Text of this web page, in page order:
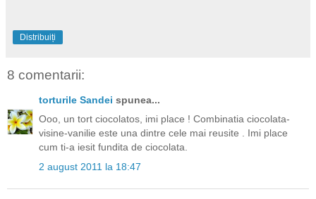
Distribuiți
8 comentarii:
torturile Sandei spunea...
Ooo, un tort ciocolatos, imi place ! Combinatia ciocolata-
visine-vanilie este una dintre cele mai reusite . Imi place
cum ti-a iesit fundita de ciocolata.
2 august 2011 la 18:47